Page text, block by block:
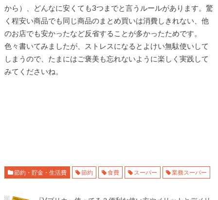
から）、どんなに安くても3つまでと言うルールがあります。驚
く程安い商品でも同じ商品のまとめ買いは消費しきれない、他
のお店でも安かったなど反省することが多かったためです。
色々書いてみましたが、ストレスになるとよけい無駄使いして
しまうので、たまにはご褒美も忘れないように楽しく実践して
みてくださいね。
節約・貯金・生活費 節約 食費 スーパー 業務スーパー